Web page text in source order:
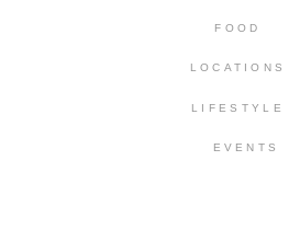
FOOD
LOCATIONS
LIFESTYLE
EVENTS